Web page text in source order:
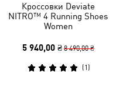
Кроссовки Deviate
NITRO™ 4 Running Shoes
Women
5 940,00 ₴ 8 490,00 ₴
(1 )